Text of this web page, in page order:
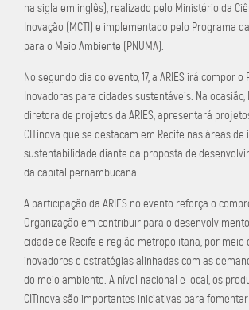
na sigla em inglês), realizado pelo Ministério da
Inovação (MCTI) e implementado pelo Programa
para o Meio Ambiente (PNUMA).
No segundo dia do evento, 17, a ARIES irá compor o
Inovadoras para cidades sustentáveis. Na ocasião,
diretora de projetos da ARIES, apresentará
CITinova que se destacam em Recife nas áreas de
sustentabilidade diante da proposta de
da capital pernambucana.
A participação da ARIES no evento reforça o
Organização em contribuir para o
cidade de Recife e região metropolitana, por meio
inovadores e estratégias alinhadas com as
do meio ambiente. A nível nacional e local, os
CITinova são importantes iniciativas para